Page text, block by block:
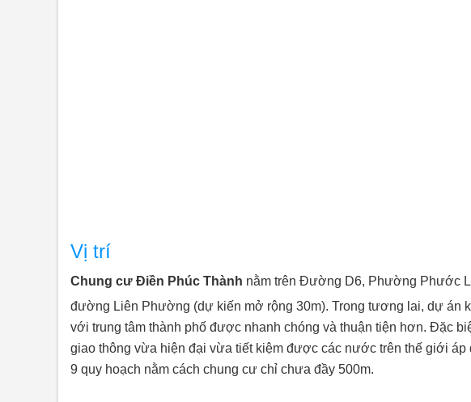
Vị trí
Chung cư Điền Phúc Thành nằm trên Đường D6, Phường Phước
đường Liên Phường (dự kiến mở rộng 30m). Trong tương lai, dự án
với trung tâm thành phố được nhanh chóng và thuận tiện hơn. Đặc
giao thông vừa hiện đại vừa tiết kiệm được các nước trên thế giới áp
9 quy hoạch nằm cách chung cư chỉ chưa đầy 500m.